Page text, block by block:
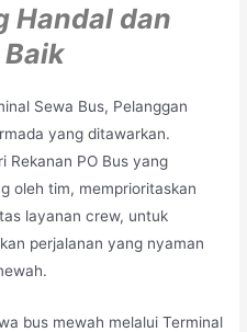
Handal dan
Sewa Bus, Pelanggan
yang ditawarkan.
Rekanan PO Bus yang
oleh tim, memprioritaskan
layanan crew, untuk
perjalanan yang nyaman
bus mewah melalui Terminal